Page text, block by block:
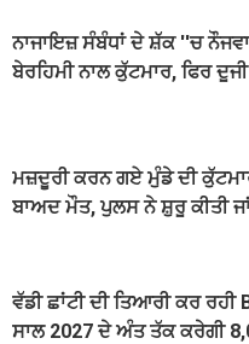
ਨਾਜਾਇਜ਼ ਸੰਬੰਧਾਂ ਦੇ ਸ਼ੱਕ ''ਚ
ਬੇਰਹਿਮੀ ਨਾਲ ਕੁੱਟਮਾਰ, ਫਿਰ
ਮਜ਼ਦੂਰੀ ਕਰਨ ਗਏ ਮੁੰਡੇ ਦੀ
ਬਾਅਦ ਮੌਤ, ਪੁਲਸ ਨੇ ਸ਼ੁਰੂ ਕੀਤੀ
ਵੱਡੀ ਛਾਂਟੀ ਦੀ ਤਿਆਰੀ ਕਰ ਰਹੀ
ਸਾਲ 2027 ਦੇ ਅੰਤ ਤੱਕ ਕਰੇਗੀ